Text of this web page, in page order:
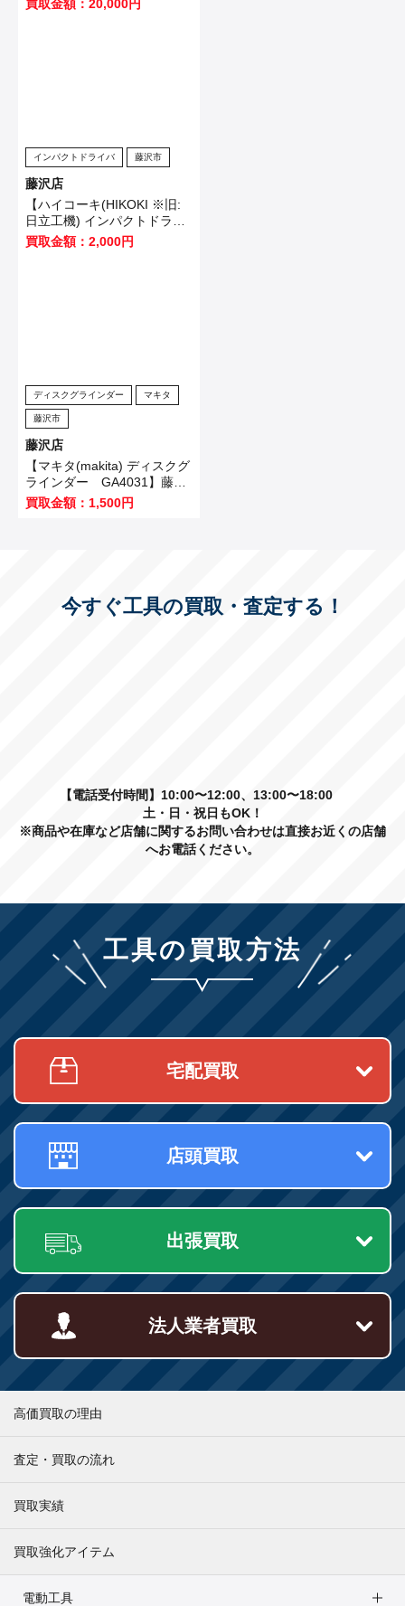
客様から買取させていただき
買取金額：20,000円
インパクトドライバ 藤沢市
藤沢店
【ハイコーキ(HIKOKI ※旧:
日立工機) インパクトドライ
バ WH12VE】横浜市のお客
様から買取させていただきま
買取金額：2,000円
ディスクグラインダー マキタ
藤沢市
藤沢店
【マキタ(makita) ディスクグ
ラインダー GA4031】藤沢
市のお客様から買取させてい
ただきました！
買取金額：1,500円
今すぐ工具の買取・査定する！
【電話受付時間】10:00〜12:00、13:00〜18:00
土・日・祝日もOK！
※商品や在庫など店舗に関するお問い合わせは直接お近くの店舗
へお電話ください。
工具の買取方法
宅配買取
店頭買取
出張買取
法人業者買取
高価買取の理由
査定・買取の流れ
買取実績
買取強化アイテム
電動工具